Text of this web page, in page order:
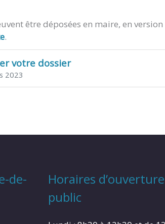
être déposées en maire, en
.
votre dossier
2023
de-
Horaires
public